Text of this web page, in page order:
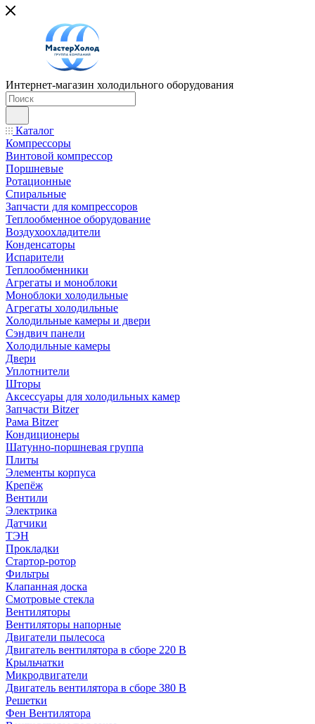
Интернет-магазин холодильного оборудования
Каталог
Компрессоры
Винтовой компрессор
Поршневые
Ротационные
Спиральные
Запчасти для компрессоров
Теплообменное оборудование
Воздухоохладители
Конденсаторы
Испарители
Теплообменники
Агрегаты и моноблоки
Моноблоки холодильные
Агрегаты холодильные
Холодильные камеры и двери
Сэндвич панели
Холодильные камеры
Двери
Уплотнители
Шторы
Аксессуары для холодильных камер
Запчасти Bitzer
Рама Bitzer
Кондиционеры
Шатунно-поршневая группа
Плиты
Элементы корпуса
Крепёж
Вентили
Электрика
Датчики
ТЭН
Прокладки
Стартор-ротор
Фильтры
Клапанная доска
Смотровые стекла
Вентиляторы
Вентиляторы напорные
Двигатели пылесоса
Двигатель вентилятора в сборе 220 В
Крыльчатки
Микродвигатели
Двигатель вентилятора в сборе 380 В
Решетки
Фен Вентилятора